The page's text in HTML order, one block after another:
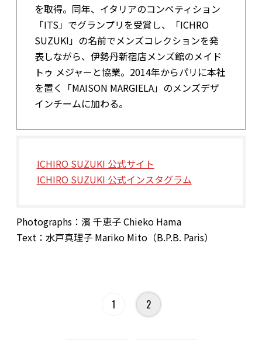
を取得。同年、イタリアのコンペティション
「ITS」でグランプリを受賞し、「ICHRO
SUZUKI」の名前でメンズコレクションを発
表しながら、伊勢丹新宿店メンズ館のメイド
トゥ メジャーと協業。2014年からパリに本社
を置く「MAISON MARGIELA」のメンズデザ
インチームに加わる。
ICHIRO SUZUKI 公式サイト
ICHIRO SUZUKI 公式インスタグラム
Photographs：濱 千恵子 Chieko Hama
Text：水戸真理子 Mariko Mito（B.P.B. Paris）
1 2